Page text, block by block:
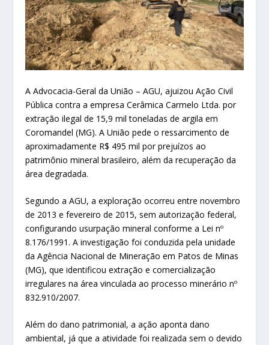
A Advocacia-Geral da União – AGU, ajuizou Ação Civil
Pública contra a empresa Cerâmica Carmelo Ltda. por
extração ilegal de 15,9 mil toneladas de argila em
Coromandel (MG). A União pede o ressarcimento de
aproximadamente R$ 495 mil por prejuízos ao
patrimônio mineral brasileiro, além da recuperação da
área degradada.
Segundo a AGU, a exploração ocorreu entre novembro
de 2013 e fevereiro de 2015, sem autorização federal,
configurando usurpação mineral conforme a Lei nº
8.176/1991. A investigação foi conduzida pela unidade
da Agência Nacional de Mineração em Patos de Minas
(MG), que identificou extração e comercialização
irregulares na área vinculada ao processo minerário nº
832.910/2007.
Além do dano patrimonial, a ação aponta dano
ambiental, já que a atividade foi realizada sem o devido